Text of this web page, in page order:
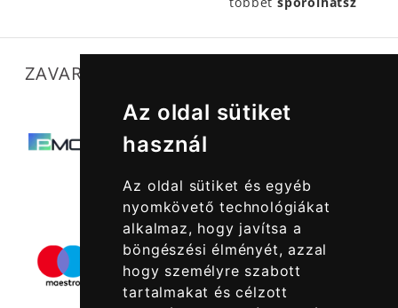
Az oldal sütiket
használ
Az oldal sütiket és egyéb
nyomkövető technológiákat
alkalmaz, hogy javítsa a
böngészési élményét, azzal
hogy személyre szabott
tartalmakat és célzott
ZAVARTALAN MŰKÖDÉSÜNKET SEGÍTIK